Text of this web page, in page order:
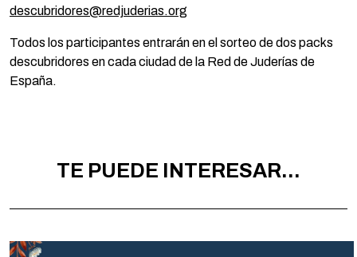
descubridores@redjuderias.org
Todos los participantes entrarán en el sorteo de dos packs
descubridores en cada ciudad de la Red de Juderías de
España.
TE PUEDE INTERESAR...